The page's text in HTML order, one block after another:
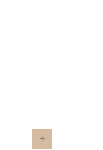
Next